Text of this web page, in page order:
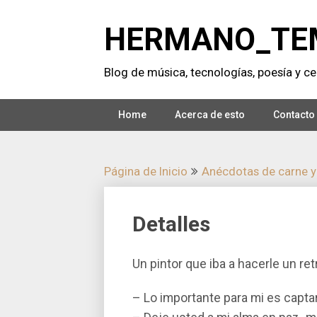
Blog de música, tecnologí­as, poesí­a y
Home Acerca de esto Contacto
Página de Inicio Anécdotas de carne
Detalles
Un pintor que iba a hacerle un
– Lo importante para mi es